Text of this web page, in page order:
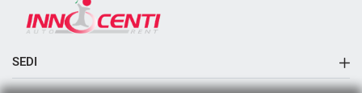
SEDI
Sede di Aversa